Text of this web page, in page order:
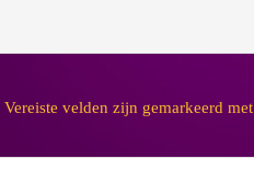
Vereiste velden zijn gemarkeerd met